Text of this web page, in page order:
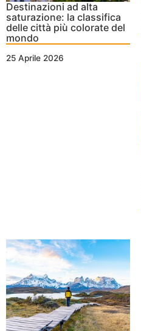
Destinazioni ad alta
saturazione: la classifica
delle città più colorate del
mondo
25 Aprile 2026